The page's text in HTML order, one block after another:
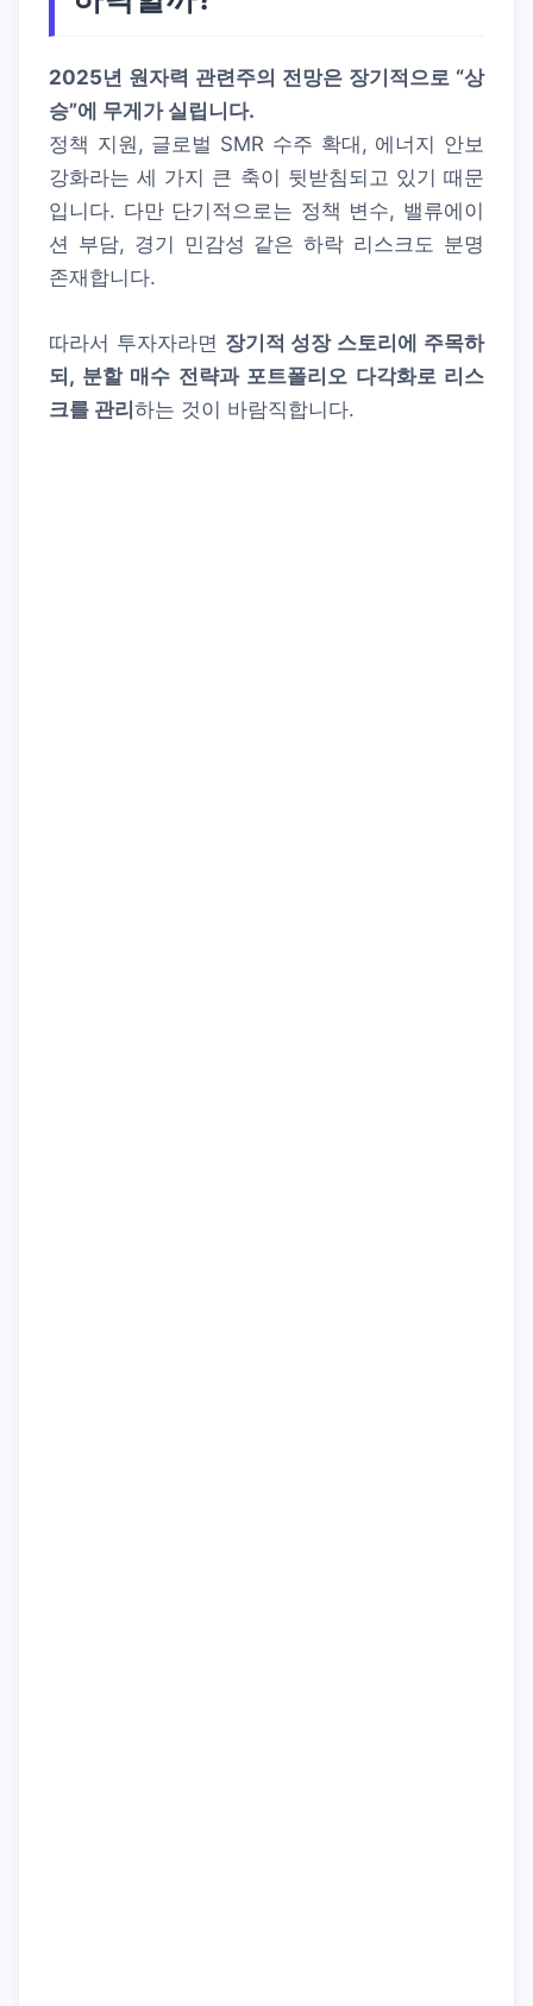
2025년 원자력 관련주의 전망은 장기적으로 “상
승”에 무게가 실립니다.
정책 지원, 글로벌 SMR 수주 확대, 에너지 안보
강화라는 세 가지 큰 축이 뒷받침되고 있기 때문
입니다. 다만 단기적으로는 정책 변수, 밸류에이
션 부담, 경기 민감성 같은 하락 리스크도 분명
존재합니다.
따라서 투자자라면 장기적 성장 스토리에 주목하
되, 분할 매수 전략과 포트폴리오 다각화로 리스
크를 관리 하는 것이 바람직합니다.